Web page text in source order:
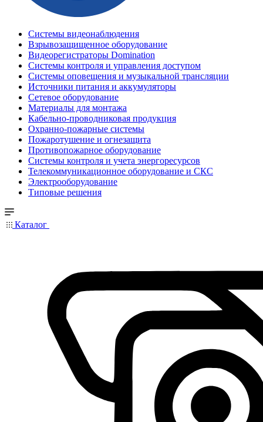
Системы видеонаблюдения
Взрывозащищенное оборудование
Видеорегистраторы Domination
Системы контроля и управления доступом
Системы оповещения и музыкальной трансляции
Источники питания и аккумуляторы
Сетевое оборудование
Материалы для монтажа
Кабельно-проводниковая продукция
Охранно-пожарные системы
Пожаротушение и огнезащита
Противопожарное оборудование
Системы контроля и учета энергоресурсов
Телекоммуникационное оборудование и СКС
Электрооборудование
Типовые решения
Каталог